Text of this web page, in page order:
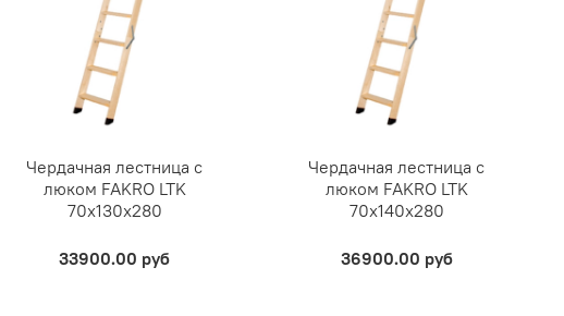
Чердачная лестница с
люком FAKRO LTK
70х130х280
33900.00 руб
Чердачная лестница с
люком FAKRO LTK
70х140х280
36900.00 руб